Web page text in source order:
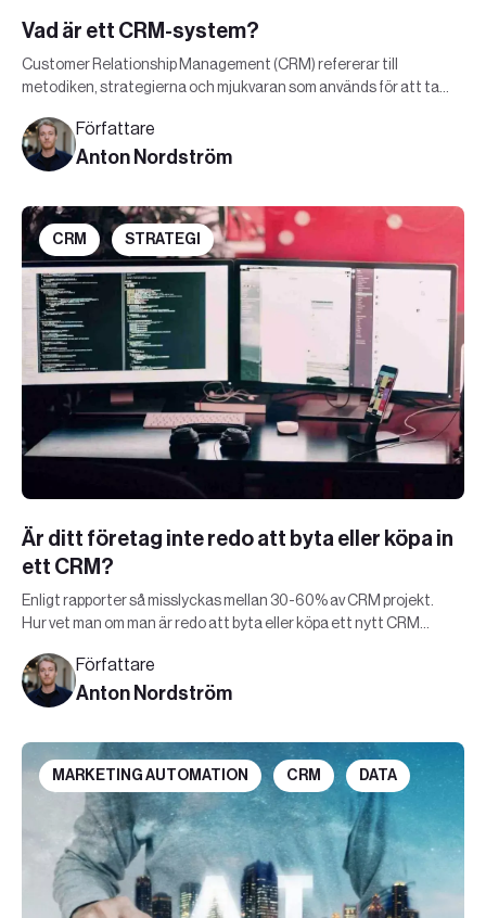
Vad är ett CRM-system?
Customer Relationship Management (CRM) refererar till
metodiken, strategierna och mjukvaran som används för att ta
Författare
Anton Nordström
CRM STRATEGI
Är ditt företag inte redo att byta eller köpa in
ett CRM?
Enligt rapporter så misslyckas mellan 30-60% av CRM projekt.
Hur vet man om man är redo att byta eller köpa ett nytt CRM
Författare
Anton Nordström
MARKETING AUTOMATION CRM DATA